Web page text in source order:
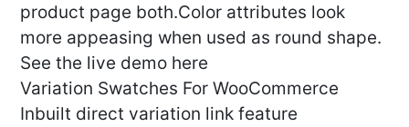
product page both.Color attributes look
more appeasing when used as round shape.
See the live demo here
Variation Swatches For WooCommerce
Inbuilt direct variation link feature